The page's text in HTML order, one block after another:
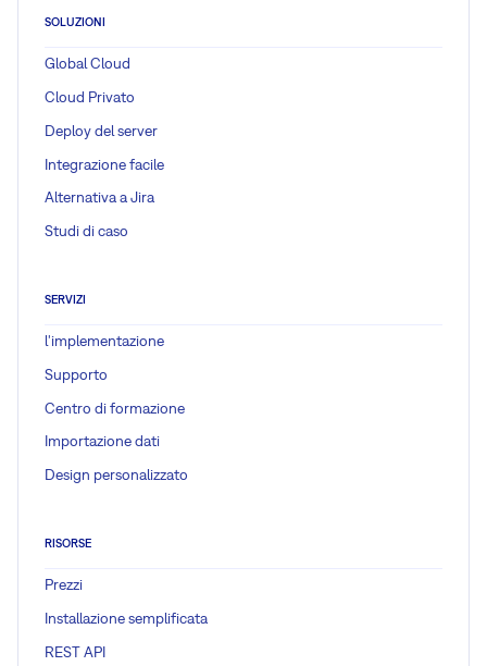
SOLUZIONI
Global Cloud
Cloud Privato
Deploy del server
Integrazione facile
Alternativa a Jira
Studi di caso
SERVIZI
l'implementazione
Supporto
Centro di formazione
Importazione dati
Design personalizzato
RISORSE
Prezzi
Installazione semplificata
REST API